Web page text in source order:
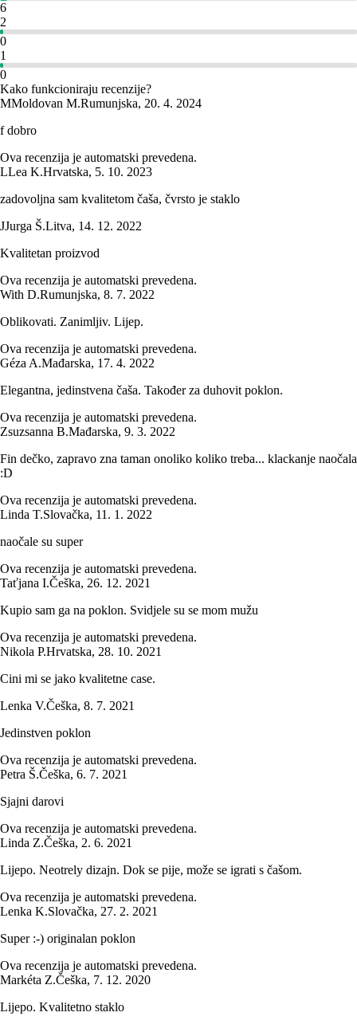
6
2
0
1
0
Kako funkcioniraju recenzije?
MMoldovan M.Rumunjska, 20. 4. 2024
f dobro
Ova recenzija je automatski prevedena.
LLea K.Hrvatska, 5. 10. 2023
zadovoljna sam kvalitetom čaša, čvrsto je staklo
JJurga Š.Litva, 14. 12. 2022
Kvalitetan proizvod
Ova recenzija je automatski prevedena.
With D.Rumunjska, 8. 7. 2022
Oblikovati. Zanimljiv. Lijep.
Ova recenzija je automatski prevedena.
Géza A.Mađarska, 17. 4. 2022
Elegantna, jedinstvena čaša. Također za duhovit poklon.
Ova recenzija je automatski prevedena.
Zsuzsanna B.Mađarska, 9. 3. 2022
Fin dečko, zapravo zna taman onoliko koliko treba... klackanje naočala
:D
Ova recenzija je automatski prevedena.
Linda T.Slovačka, 11. 1. 2022
naočale su super
Ova recenzija je automatski prevedena.
Taťjana I.Češka, 26. 12. 2021
Kupio sam ga na poklon. Svidjele su se mom mužu
Ova recenzija je automatski prevedena.
Nikola P.Hrvatska, 28. 10. 2021
Cini mi se jako kvalitetne case.
Lenka V.Češka, 8. 7. 2021
Jedinstven poklon
Ova recenzija je automatski prevedena.
Petra Š.Češka, 6. 7. 2021
Sjajni darovi
Ova recenzija je automatski prevedena.
Linda Z.Češka, 2. 6. 2021
Lijepo. Neotrely dizajn. Dok se pije, može se igrati s čašom.
Ova recenzija je automatski prevedena.
Lenka K.Slovačka, 27. 2. 2021
Super :-) originalan poklon
Ova recenzija je automatski prevedena.
Markéta Z.Češka, 7. 12. 2020
Lijepo. Kvalitetno staklo